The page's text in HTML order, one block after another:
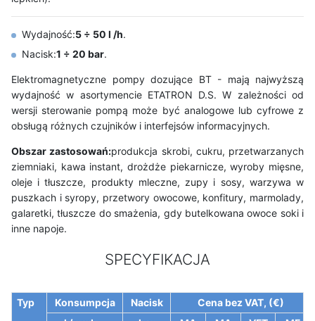
Wydajność:5 ÷ 50 l /h.
Nacisk:1 ÷ 20 bar.
Elektromagnetyczne pompy dozujące BT - mają najwyższą
wydajność w asortymencie ETATRON D.S. W zależności od
wersji sterowanie pompą może być analogowe lub cyfrowe z
obsługą różnych czujników i interfejsów informacyjnych.
Obszar zastosowań:produkcja skrobi, cukru, przetwarzanych
ziemniaki, kawa instant, drożdże piekarnicze, wyroby mięsne,
oleje i tłuszcze, produkty mleczne, zupy i sosy, warzywa w
puszkach i syropy, przetwory owocowe, konfitury, marmolady,
galaretki, tłuszcze do smażenia, gdy butelkowana owoce soki i
inne napoje.
SPECYFIKACJA
Typ Konsumpcja Nacisk
Cena bez VAT, (€)